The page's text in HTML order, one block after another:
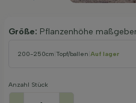
Größe: Pflanzenhöhe
200-250cm Topf/ballen Auf lager
Anzahl Stück